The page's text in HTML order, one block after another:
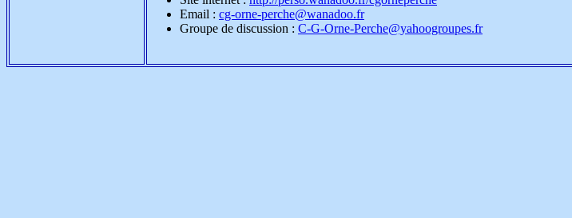
Email : cg-orne-perche@wanadoo.fr
Groupe de discussion : C-G-Orne-Perche@yahoogroupes.fr